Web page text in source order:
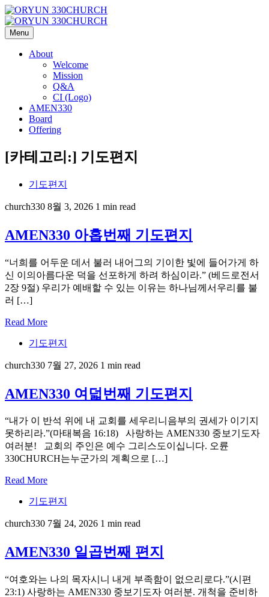
Menu
About
Welcome
Mission
Q&A
CI (Logo)
AMEN330
Board
Offering
[카테고리:] 기도편지
기도편지
church330 8월 3, 2026 1 min read
AMEN330 아홉번째 기도편지
“너희를 어두운 데서 불러 내어그의 기이한 빛에 들어가게 하
신 이의아름다운 덕을 선포하게 하려 하심이라.” (베드로전서
2장 9절) 우리가 예배할 수 있는 이유는 하나님께서우리를 불
러 […]
Read More
기도편지
church330 7월 27, 2026 1 min read
AMEN330 여덟번째 기도편지
“내가 이 반석 위에 내 교회를 세우리니음부의 권세가 이기지
못하리라.”(마태복음 16:18) 사랑하는 AMEN330 중보기도자
여러분! 교회의 주인은 예수 그리스도이십니다. 오륜
330CHURCH는누군가의 계획으로 […]
Read More
기도편지
church330 7월 24, 2026 1 min read
AMEN330 일곱번째 편지
“여호와는 나의 목자시니 내게 부족함이 없으리로다.”(시편
23:1) 사랑하는 AMEN330 중보기도자 여러분. 개척을 준비하